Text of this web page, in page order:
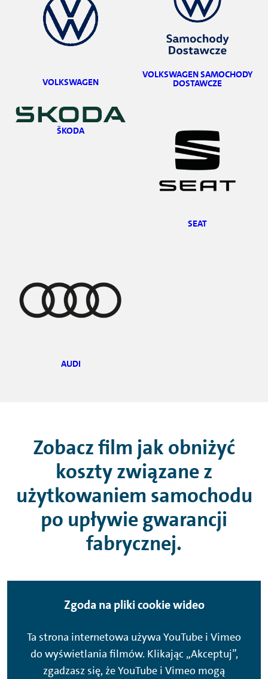
VOLKSWAGEN
VOLKSWAGEN SAMOCHODY
DOSTAWCZE
ŠKODA
SEAT
AUDI
Zobacz film jak obniżyć
koszty związane z
użytkowaniem samochodu
po upływie gwarancji
fabrycznej.
Zgoda na pliki cookie wideo
Ta strona internetowa używa YouTube i Vimeo
do wyświetlania filmów. Klikając „Akceptuj”,
zgadzasz się, że YouTube i Vimeo mogą